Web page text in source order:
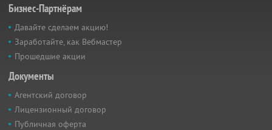
Бизнес-Партнёрам
Давайте сделаем акцию!
Заработайте, как Вебмастер
Прошедшие акции
Документы
Агентский договор
Лицензионный договор
Публичная оферта